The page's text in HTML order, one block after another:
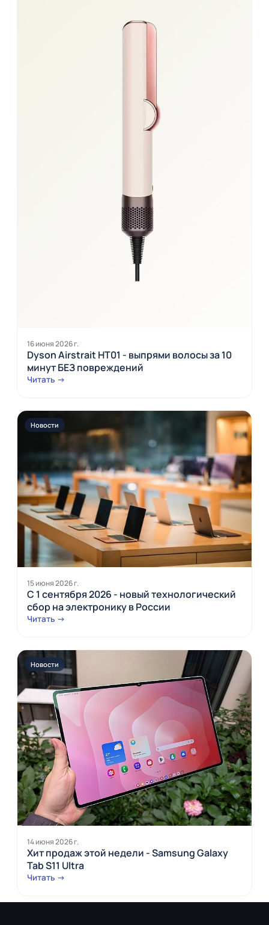
16 июня 2026 г.
Dyson Airstrait HT01 - выпрями волосы за 10
минут БЕЗ повреждений
Читать →
Новости
15 июня 2026 г.
С 1 сентября 2026 - новый технологический
сбор на электронику в России
Читать →
Новости
14 июня 2026 г.
Хит продаж этой недели - Samsung Galaxy
Tab S11 Ultra
Читать →